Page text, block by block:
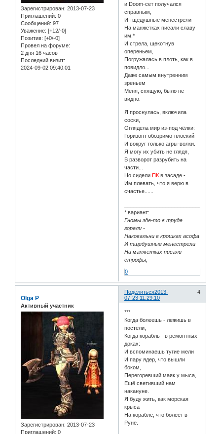
Зарегистрирован: 2013-07-23
Приглашений: 0
Сообщений: 97
Уважение: [+12/-0]
Позитив: [+0/-0]
Провел на форуме:
2 дня 16 часов
Последний визит:
2024-09-02 09:40:01
и Doom-сет получался
справным,
И тщедушные менестрели
На манжетках писали славу
им,*
И стрела, щекотнув
опереньем,
Погружалась в плоть, как в
повидло...
Даже самым внутренним
зреньем
Меня, спящую, было не
видно.
Я проснулась, включила
соски,
Оглядела мир из-под чёлки:
Горизонт обозримо-плоский
И вокруг только агры-волки.
Я могу их убить не глядя,
В разворот разрубить на
части...
Но сиделиПК в засаде -
Им плевать, что я верю в
счастье......
* вариант:
Гномы где-то в труде
горели -
Наковальни в крошках асофа
И тщедушные менестрели
На манжетках писали
строфы,
0
Поделиться 4
2013-
07-23 11:29:10
Olga P
Активный участник
Зарегистрирован: 2013-07-23
Приглашений: 0
***
Когда болеешь - лежишь в
постели,
Когда корабль - в ремонтных
доках:
И вспоминаешь тугие мели
И пару ядер, что вышли
боком,
Перегоревший маяк у мыса,
Ещё светивший нам
накануне.
Я буду жить, как морская
крыса
На корабле, что болеет в
Руне.